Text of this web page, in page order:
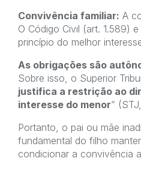
Convivência familiar: A
O Código Civil (art. 1.589)
princípio do melhor
As obrigações são
Sobre isso, o Superior
justifica a restrição ao
interesse do menor”
Portanto, o pai ou mãe
fundamental do filho
condicionar a convivência